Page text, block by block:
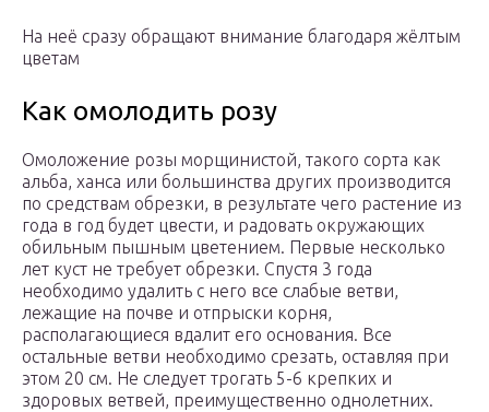
На неё сразу обращают внимание благодаря жёлтым
цветам
Как омолодить розу
Омоложение розы морщинистой, такого сорта как
альба, ханса или большинства других производится
по средствам обрезки, в результате чего растение из
года в год будет цвести, и радовать окружающих
обильным пышным цветением. Первые несколько
лет куст не требует обрезки. Спустя 3 года
необходимо удалить с него все слабые ветви,
лежащие на почве и отпрыски корня,
располагающиеся вдалит его основания. Все
остальные ветви необходимо срезать, оставляя при
этом 20 см. Не следует трогать 5-6 крепких и
здоровых ветвей, преимущественно однолетних.